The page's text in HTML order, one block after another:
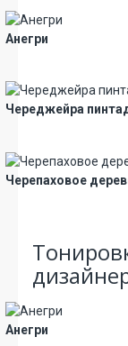
Анегри
Череджейра
Черепаховое
Анегри